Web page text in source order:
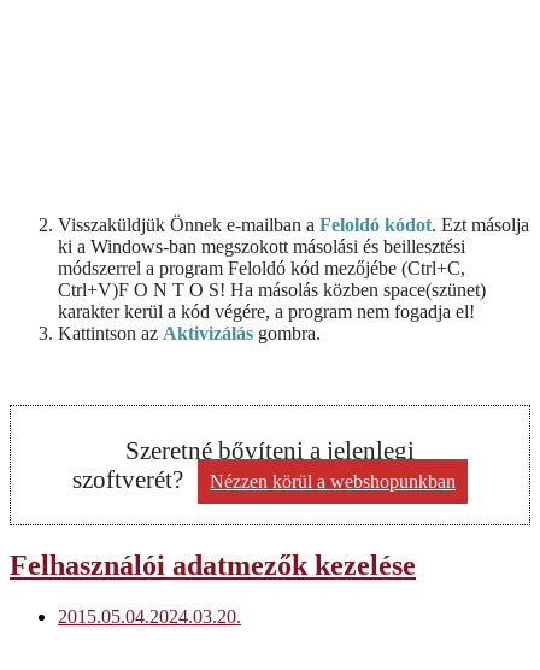
Visszaküldjük Önnek e-mailban a Feloldó kódot. Ezt másolja
ki a Windows-ban megszokott másolási és beillesztési
módszerrel a program Feloldó kód mezőjébe (Ctrl+C,
Ctrl+V)F O N T O S! Ha másolás közben space(szünet)
karakter kerül a kód végére, a program nem fogadja el!
Kattintson az Aktivizálás gombra.
Szeretné bővíteni a jelenlegi
szoftverét?
Nézzen körül a webshopunkban
Felhasználói adatmezők kezelése
2015.05.04.2024.03.20.